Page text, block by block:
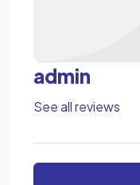
admin
See all reviews